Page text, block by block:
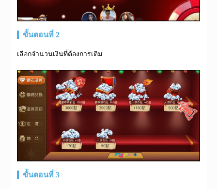
ขั้นตอนที่ 2
เลือกจำนวนเงินที่ต้องการเติม
ขั้นตอนที่ 3